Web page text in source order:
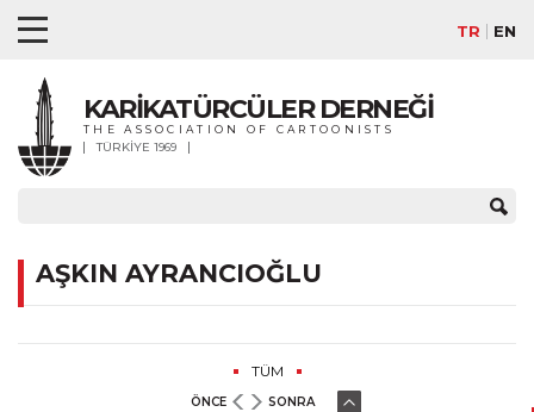
TR EN
KARİKATÜRCÜLER DERNEĞİ
THE ASSOCIATION OF CARTOONISTS
TÜRKİYE 1969
AŞKIN AYRANCIOĞLU
TÜM
ÖNCE SONRA